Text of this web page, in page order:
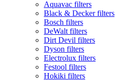
Aquavac filters
Black & Decker filters
Bosch filters
DeWalt filters
Dirt Devil filters
Dyson filters
Electrolux filters
Festool filters
Hokiki filters